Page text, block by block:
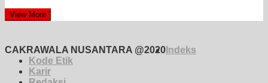
View More
CAKRAWALA NUSANTARA @2020 Indeks
Kode Etik
Karir